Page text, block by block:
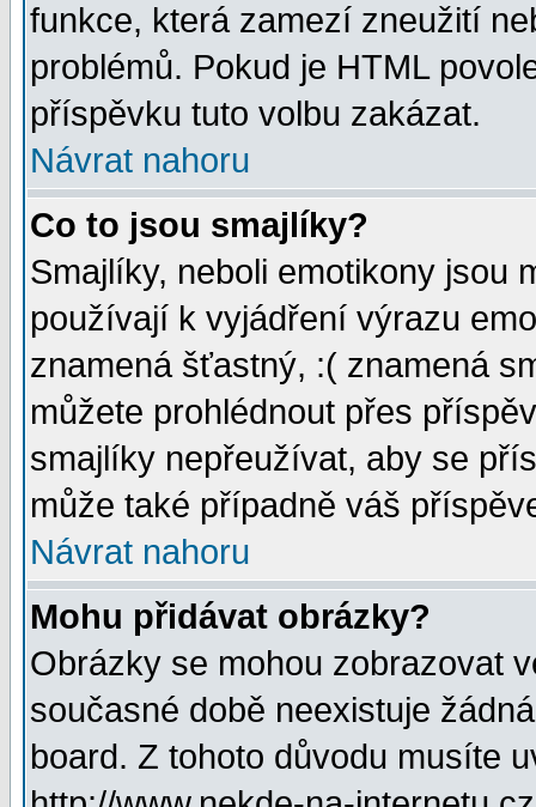
funkce, která zamezí zneužití
problémů. Pokud je HTML
příspěvku tuto volbu zakázat.
Návrat nahoru
Co to jsou smajlíky?
Smajlíky, neboli emotikony jsou
používají k vyjádření výrazu
znamená šťastný, :( znamená
můžete prohlédnout přes
smajlíky nepřeužívat, aby se
může také případně váš
Návrat nahoru
Mohu přidávat obrázky?
Obrázky se mohou zobrazovat
současné době neexistuje
board. Z tohoto důvodu musíte